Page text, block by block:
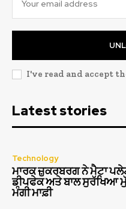
I've read and accept
Latest stories
Technology
ਮਾਰਕ ਜ਼ੁਕਰਬਰਗ ਨੇ ਮੈਟਾ
ਡੀਪਫੇਕ ਅਤੇ ਬਾਲ ਸੁਰੱਖਿਆ
ਮੰਗੀ ਮਾਫ਼ੀ